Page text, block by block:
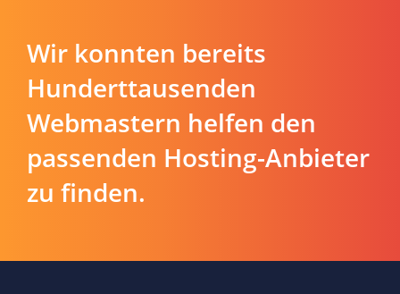
Wir konnten bereits
Hunderttausenden
Webmastern helfen den
passenden Hosting-Anbieter
zu finden.